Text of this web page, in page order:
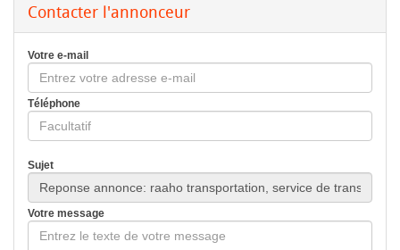
Contacter l'annonceur
Votre e-mail
Téléphone
Sujet
Votre message